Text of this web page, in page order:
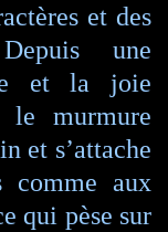
et des
une
et la joie
le murmure
et s’attache
comme aux
qui pèse sur